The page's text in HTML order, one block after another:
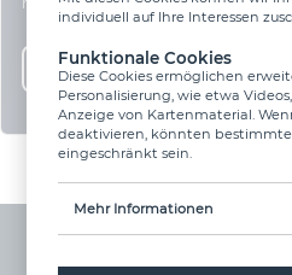
MEHR
N1 Apps
individuell auf Ihre Interessen
Funktionale Cookies
Diese Cookies ermöglichen
Personalisierung, wie etwa
Anzeige von Kartenmaterial.
deaktivieren, könnten
eingeschränkt sein.
Mehr Informationen
Analytische Cookies
Google Analytics (_ga, _gid,